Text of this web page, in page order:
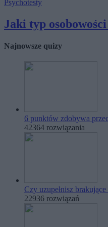
Psychotesty
Jaki typ
Najnowsze quizy
6 punktów zdobywa
42364 rozwiązania
Czy uzupełnisz
22936 rozwiązań